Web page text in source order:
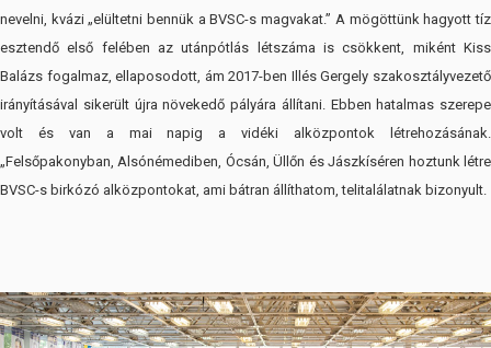
nevelni, kvázi „elültetni bennük a BVSC-s magvakat.” A mögöttünk hagyott tíz
esztendő első felében az utánpótlás létszáma is csökkent, miként Kiss
Balázs fogalmaz, ellaposodott, ám 2017-ben Illés Gergely szakosztályvezető
irányításával sikerült újra növekedő pályára állítani. Ebben hatalmas szerepe
volt és van a mai napig a vidéki alközpontok létrehozásának.
„Felsőpakonyban, Alsónémediben, Ócsán, Üllőn és Jászkíséren hoztunk létre
BVSC-s birkózó alközpontokat, ami bátran állíthatom, telitalálatnak bizonyult.